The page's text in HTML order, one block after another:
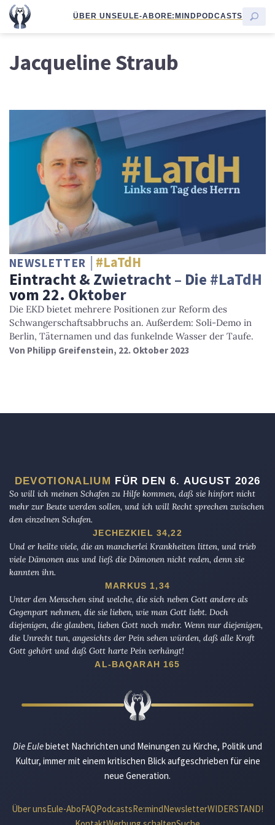
ÜBER UNSEULE-ABORE:MINDPODCASTS
Jacqueline Straub
NEWSLETTER #LaTdH
Eintracht & Zwietracht – Die #LaTdH
vom 22. Oktober
Die EKD bietet mehrere Positionen zur Reform des
Schwangerschaftsabbruchs an. Außerdem: Soli-Demo in
Berlin, Täternamen und das funkelnde Wasser der Taufe.
Von Philipp Greifenstein, 22. Oktober 2023
DEVOTIONALIUM FÜR DEN 6. AUGUST 2026
So will ich meinen Schafen zu Hilfe kommen, daß sie hinfort nicht
mehr zur Beute werden sollen, und ich will Recht sprechen zwischen
den einzelnen Schafen.
JECHEZKIEL 34,22
Und er heilte viele, die an mancherlei Krankheiten litten, und trieb
viele Dämonen aus und ließ die Dämonen nicht reden, denn sie
kannten ihn.
MARKUS 1,34
Unter den Menschen sind welche, die sich neben Gott andere als
Gegenpart nehmen, die sie lieben, wie man Gott liebt. Doch
diejenigen, die glauben, lieben Gott noch mehr. Wenn nur diejenigen,
die Unrecht tun, angesichts der Pein sehen würden, daß alle Kraft
Gott gehört und daß Gott harte Pein verhängt!
AL-BAQARAH 165
Die Eulebietet Nachrichten und Meinungen zu Kirche, Politik und
Kultur, immer mit einem kritischen Blick aufgeschrieben für eine
neue Generation.
Über unsEule-AboFAQPodcastsRe:mindNewsletterWIDERSTAND!